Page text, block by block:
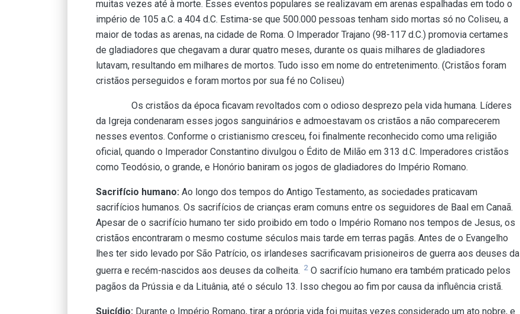
muitas vezes até à morte. Esses eventos populares se realizavam em arenas espalhadas em todo o
império de 105 a.C. a 404 d.C. Estima-se que 500.000 pessoas tenham sido mortas só no Coliseu, a
maior de todas as arenas, na cidade de Roma. O Imperador Trajano (98-117 d.C.) promovia certames
de gladiadores que chegavam a durar quatro meses, durante os quais milhares de gladiadores
lutavam, resultando em milhares de mortos. Tudo isso em nome do entretenimento. (Cristãos foram
cristãos perseguidos e foram mortos por sua fé no Coliseu)
Os cristãos da época ficavam revoltados com o odioso desprezo pela vida humana. Líderes
da Igreja condenaram esses jogos sanguinários e admoestavam os cristãos a não comparecerem
nesses eventos. Conforme o cristianismo cresceu, foi finalmente reconhecido como uma religião
oficial, quando o Imperador Constantino divulgou o Édito de Milão em 313 d.C. Imperadores cristãos
como Teodósio, o grande, e Honório baniram os jogos de gladiadores do Império Romano.
Sacrifício humano: Ao longo dos tempos do Antigo Testamento, as sociedades praticavam
sacrifícios humanos. Os sacrifícios de crianças eram comuns entre os seguidores de Baal em Canaã.
Apesar de o sacrifício humano ter sido proibido em todo o Império Romano nos tempos de Jesus, os
cristãos encontraram o mesmo costume séculos mais tarde em terras pagãs. Antes de o Evangelho
lhes ter sido levado por São Patrício, os irlandeses sacrificavam prisioneiros de guerra aos deuses da
guerra e recém-nascidos aos deuses da colheita. 2 O sacrifício humano era também praticado pelos
pagãos da Prússia e da Lituânia, até o século 13. Isso chegou ao fim por causa da influência cristã.
Suicídio: Durante o Império Romano, tirar a própria vida foi muitas vezes considerado um ato nobre, e